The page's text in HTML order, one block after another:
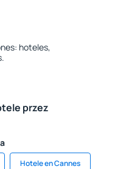
hoteles,
przez
Hotele en Cannes